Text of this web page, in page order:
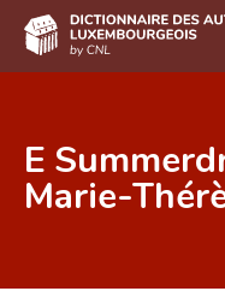
DE
E
Marie-